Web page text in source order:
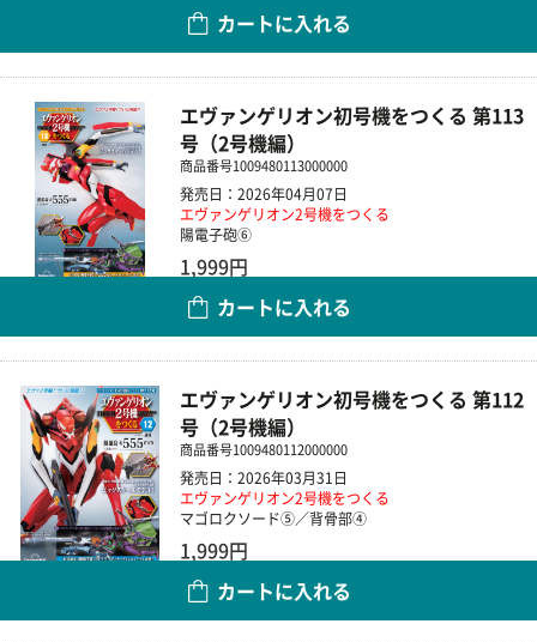
カートに入れる
エヴァンゲリオン初号機をつくる 第113
号（2号機編）
商品番号1009480113000000
発売日：2026年04月07日
エヴァンゲリオン2号機をつくる
陽電子砲⑥
1,999円
カートに入れる
エヴァンゲリオン初号機をつくる 第112
号（2号機編）
商品番号1009480112000000
発売日：2026年03月31日
エヴァンゲリオン2号機をつくる
マゴロクソード⑤／背骨部④
1,999円
カートに入れる